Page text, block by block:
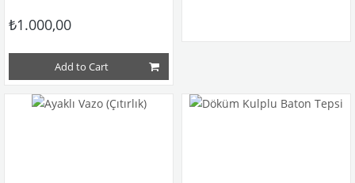
₺1.000,00
Add to Cart